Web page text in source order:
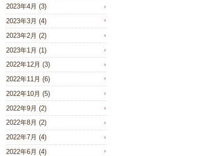
2023年4月 (3)
2023年3月 (4)
2023年2月 (2)
2023年1月 (1)
2022年12月 (3)
2022年11月 (6)
2022年10月 (5)
2022年9月 (2)
2022年8月 (2)
2022年7月 (4)
2022年6月 (4)